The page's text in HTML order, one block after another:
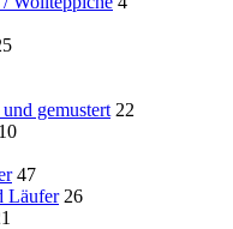
gemustert 22
10
47
Läufer 26